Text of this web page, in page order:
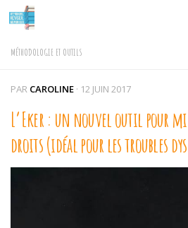
Skip to content
MÉTHODOLOGIE ET OUTILS
PAR CAROLINE · 12 JUIN 2017
L’Eker : un nouvel outil pour
droits (idéal pour les troubles